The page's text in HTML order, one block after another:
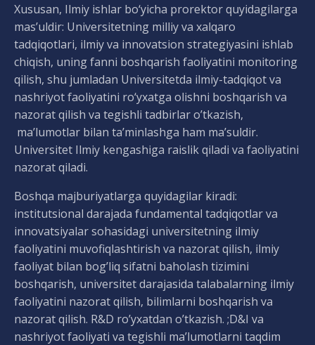
Xususan, Ilmiy ishlar bo‘yicha prorektor quyidagilarga
mas’uldir: Universitetning milliy va xalqaro
tadqiqotlari, ilmiy va innovatsion strategiyasini ishlab
chiqish, uning fanni boshqarish faoliyatini monitoring
qilish, shu jumladan Universitetda ilmiy-tadqiqot va
nashriyot faoliyatini ro‘yxatga olishni boshqarish va
nazorat qilish va tegishli tadbirlar o’tkazish,
ma’lumotlar bilan ta’minlashga ham ma’suldir.
Universitet Ilmiy kengashiga raislik qiladi va faoliyatini
nazorat qiladi.
Boshqa majburiyatlarga quyidagilar kiradi:
institutsional darajada fundamental tadqiqotlar va
innovatsiyalar sohasidagi universitetning ilmiy
faoliyatini muvofiqlashtirish va nazorat qilish, ilmiy
faoliyat bilan bog’liq sifatni baholash tizimini
boshqarish, universitet darajasida talabalarning ilmiy
faoliyatini nazorat qilish, bilimlarni boshqarish va
nazorat qilish. R&D ro’yxatdan o’tkazish. ;D&I va
nashriyot faoliyati va tegishli ma’lumotlarni taqdim